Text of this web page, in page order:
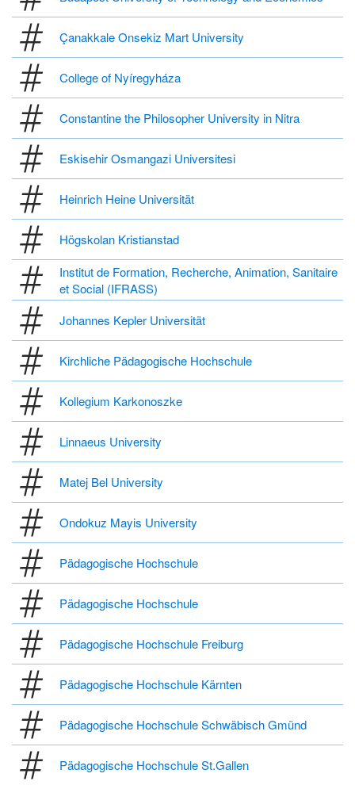
Çanakkale Onsekiz Mart University
College of Nyíregyháza
Constantine the Philosopher University in Nitra
Eskisehir Osmangazi Universitesi
Heinrich Heine Universität
Högskolan Kristianstad
Institut de Formation, Recherche, Animation, Sanitaire
et Social (IFRASS)
Johannes Kepler Universität
Kirchliche Pädagogische Hochschule
Kollegium Karkonoszke
Linnaeus University
Matej Bel University
Ondokuz Mayis University
Pädagogische Hochschule
Pädagogische Hochschule
Pädagogische Hochschule Freiburg
Pädagogische Hochschule Kärnten
Pädagogische Hochschule Schwäbisch Gmünd
Pädagogische Hochschule St.Gallen